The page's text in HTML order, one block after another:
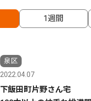
1週間
泉区
2022.04.07
下飯田町片野さん宅